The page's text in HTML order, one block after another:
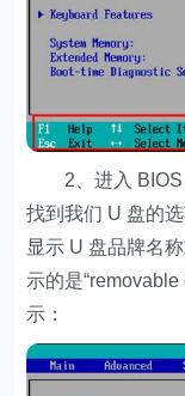
2、进入 BIOS
找到我们 U 盘的
显示 U 盘品牌名
示的是
示：